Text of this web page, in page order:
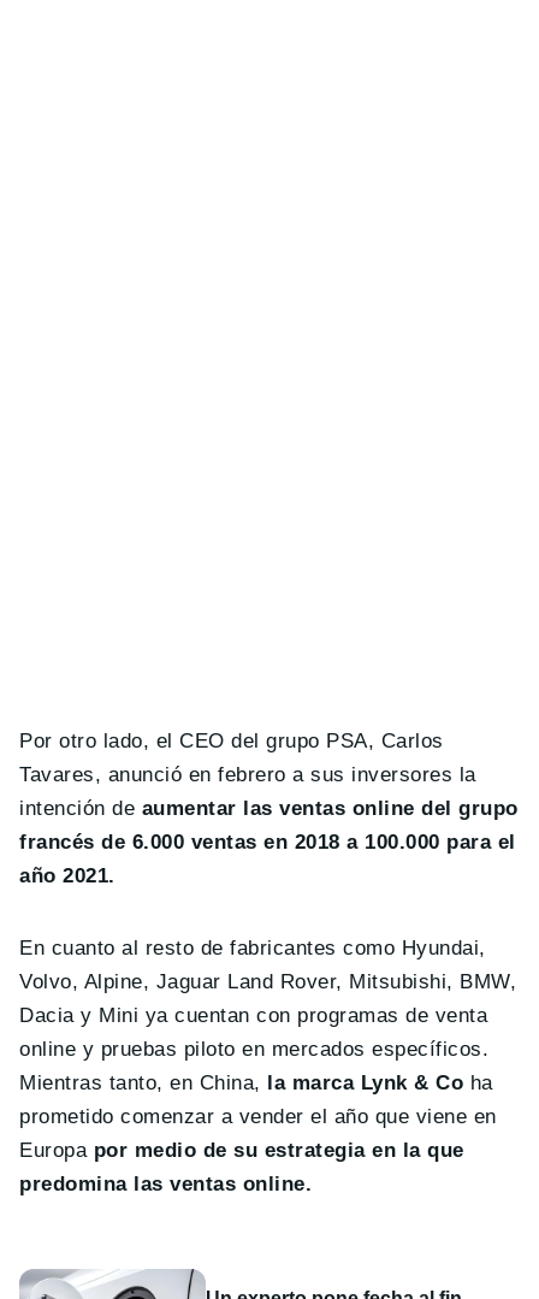
Por otro lado, el CEO del grupo PSA, Carlos
Tavares, anunció en febrero a sus inversores la
intención de aumentar las ventas online del grupo
francés de 6.000 ventas en 2018 a 100.000 para el
año 2021.
En cuanto al resto de fabricantes como Hyundai,
Volvo, Alpine, Jaguar Land Rover, Mitsubishi, BMW,
Dacia y Mini ya cuentan con programas de venta
online y pruebas piloto en mercados específicos.
Mientras tanto, en China, la marca Lynk & Co ha
prometido comenzar a vender el año que viene en
Europa por medio de su estrategia en la que
predomina las ventas online.